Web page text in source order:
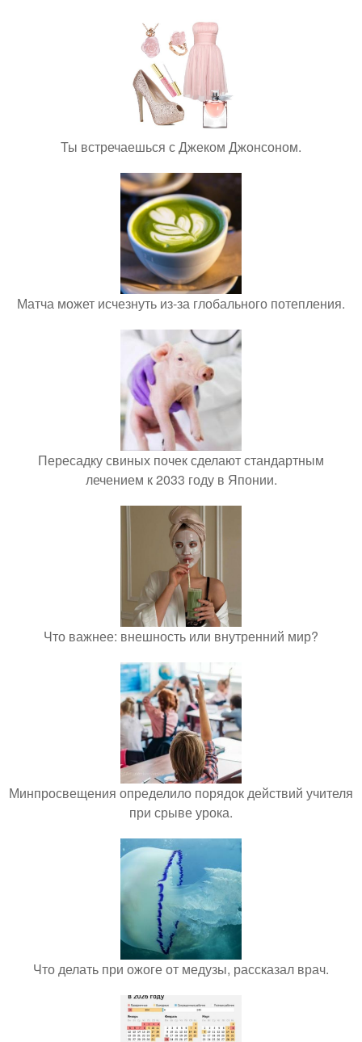
Ты встречаешься с Джеком Джонсоном.
Матча может исчезнуть из-за глобального потепления.
Пересадку свиных почек сделают стандартным
лечением к 2033 году в Японии.
Что важнее: внешность или внутренний мир?
Минпросвещения определило порядок действий учителя
при срыве урока.
Что делать при ожоге от медузы, рассказал врач.